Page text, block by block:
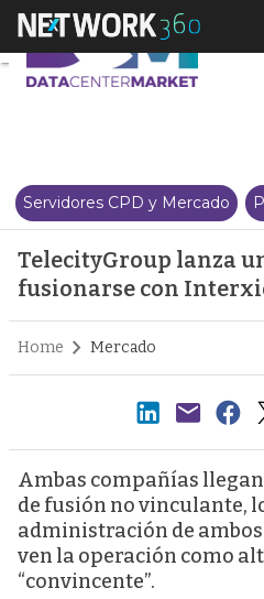
Servidores CPD y Mercado
TelecityGroup lanza
fusionarse con
Home Mercado
Ambas compañías
de fusión no vinculante,
administración de ambos
ven la operación como
“convincente”.